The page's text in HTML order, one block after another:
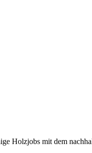
Holzjobs mit dem